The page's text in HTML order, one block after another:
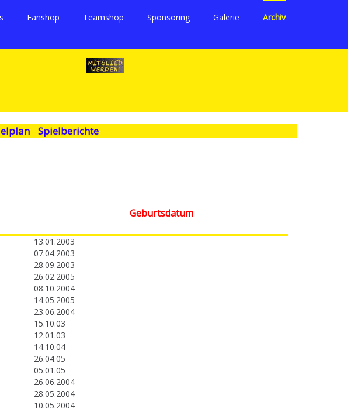
Fanshop Teamshop Sponsoring Galerie Archiv
Spielberichte
Geburtsdatum
13.01.2003
07.04.2003
28.09.2003
26.02.2005
08.10.2004
14.05.2005
23.06.2004
15.10.03
12.01.03
14.10.04
26.04.05
05.01.05
26.06.2004
28.05.2004
10.05.2004